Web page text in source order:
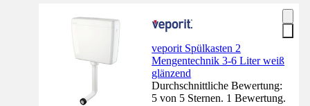
veporit Spülkasten 2
Mengentechnik 3-6 Liter weiß
glänzend
Durchschnittliche Bewertung:
5 von 5 Sternen. 1 Bewertung.